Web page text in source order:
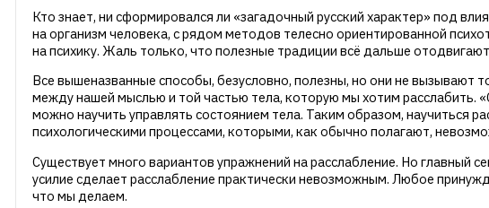
Кто знает, ни сформировался ли «загадочный русский характер» под
на организм человека, с рядом методов телесно ориентированной
на психику. Жаль только, что полезные традиции всё дальше
Все вышеназванные способы, безусловно, полезны, но они не вызывают
между нашей мыслью и той частью тела, которую мы хотим расслабить.
можно научить управлять состоянием тела. Таким образом, научиться
психологическими процессами, которыми, как обычно полагают,
Существует много вариантов упражнений на расслабление. Но главный
усилие сделает расслабление практически невозможным. Любое
что мы делаем.